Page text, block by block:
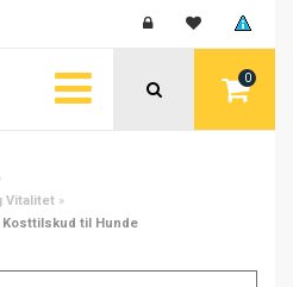
0
Vitalitet »
Kosttilskud til Hunde